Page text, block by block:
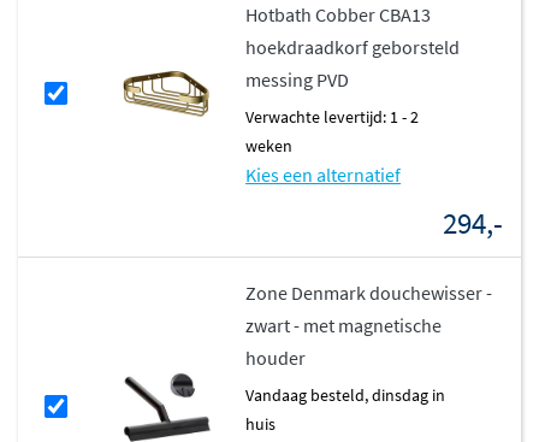
Hotbath Cobber CBA13
hoekdraadkorf geborsteld
messing PVD
Verwachte levertijd: 1 - 2
weken
Kies een alternatief
294,-
Zone Denmark douchewisser -
zwart - met magnetische
houder
vandaag besteld, dinsdag in
huis